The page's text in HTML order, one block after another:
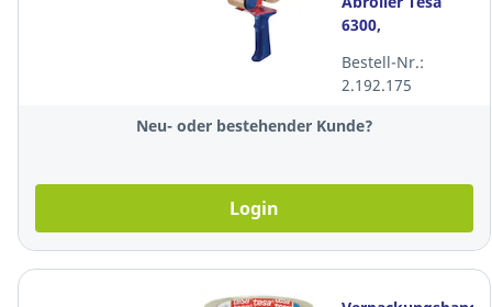
6300,
Bestell-Nr.:
2.192.175
Neu- oder bestehender Kunde?
Login